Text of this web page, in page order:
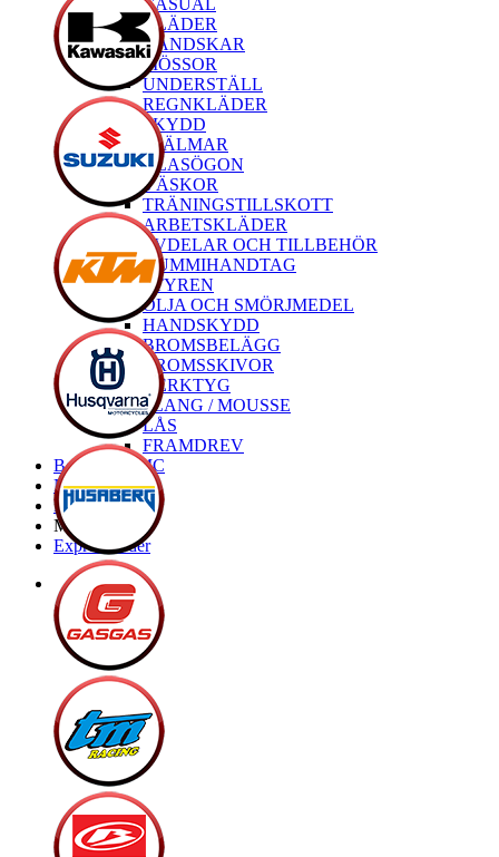
CASUAL
KLÄDER
HANDSKAR
MÖSSOR
UNDERSTÄLL
REGNKLÄDER
SKYDD
HJÄLMAR
GLASÖGON
VÄSKOR
TRÄNINGSTILLSKOTT
ARBETSKLÄDER
RESERVDELAR OCH TILLBEHÖR
GUMMIHANDTAG
STYREN
OLJA OCH SMÖRJMEDEL
HANDSKYDD
BROMSBELÄGG
BROMSSKIVOR
VERKTYG
SLANG / MOUSSE
LÅS
FRAMDREV
Begagnade MC
Nya MC
Brands
My Bike
Express order